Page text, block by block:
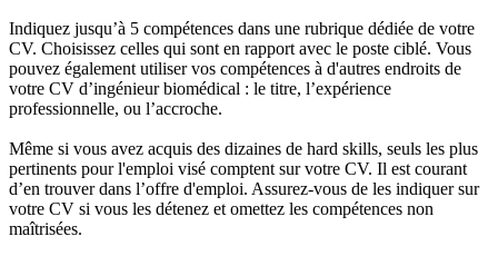
Indiquez jusqu’à 5 compétences dans une rubrique dédiée de votre
CV. Choisissez celles qui sont en rapport avec le poste ciblé. Vous
pouvez également utiliser vos compétences à d'autres endroits de
votre CV d’ingénieur biomédical : le titre, l’expérience
professionnelle, ou l’accroche.
Même si vous avez acquis des dizaines de hard skills, seuls les plus
pertinents pour l'emploi visé comptent sur votre CV. Il est courant
d’en trouver dans l’offre d'emploi. Assurez-vous de les indiquer sur
votre CV si vous les détenez et omettez les compétences non
maîtrisées.